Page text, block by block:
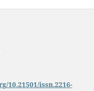
10.21501/issn.2216-